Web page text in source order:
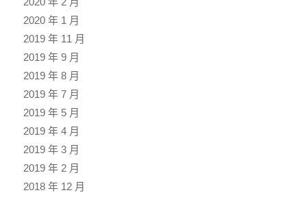
2020 年 1 月
2019 年 11 月
2019 年 9 月
2019 年 8 月
2019 年 7 月
2019 年 5 月
2019 年 4 月
2019 年 3 月
2019 年 2 月
2018 年 12 月